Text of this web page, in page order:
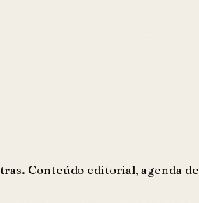
Conteúdo editorial, agenda de